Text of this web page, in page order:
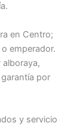
en Centro;
emperador.
alboraya,
por
y servicio